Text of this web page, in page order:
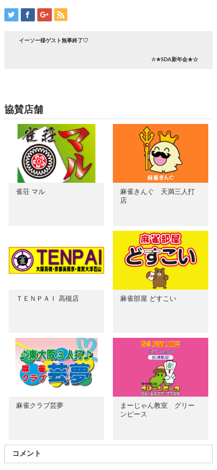
イーソー様ゲスト無事終了♡
☆★SDA新年会★☆
協賛店舗
雀荘 マル
麻雀きんぐ 天満三人打
店
ＴＥＮＰＡＩ 高槻店 麻雀部屋 どすこい
麻雀クラブ芸夢
まーじゃん教室 グリー
ンピース
コメント